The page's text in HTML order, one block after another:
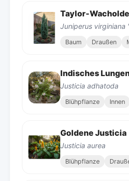
Taylor-
Juniperus virginiana
Baum Draußen
Indisches
Justicia adhatoda
Blühpflanze Innen
Goldene Justicia
Justicia aurea
Blühpflanze